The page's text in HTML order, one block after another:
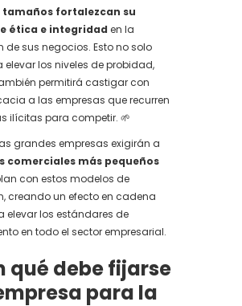
tamaños fortalezcan su
ética e integridad en la
de sus negocios. Esto no solo
los niveles de probidad,
permitirá castigar con
a las empresas que recurren
ilícitas para competir. 🌱
grandes empresas exigirán a
comerciales más pequeños
con estos modelos de
creando un efecto en cadena
elevar los estándares de
en todo el sector empresarial.
qué debe fijarse
para la